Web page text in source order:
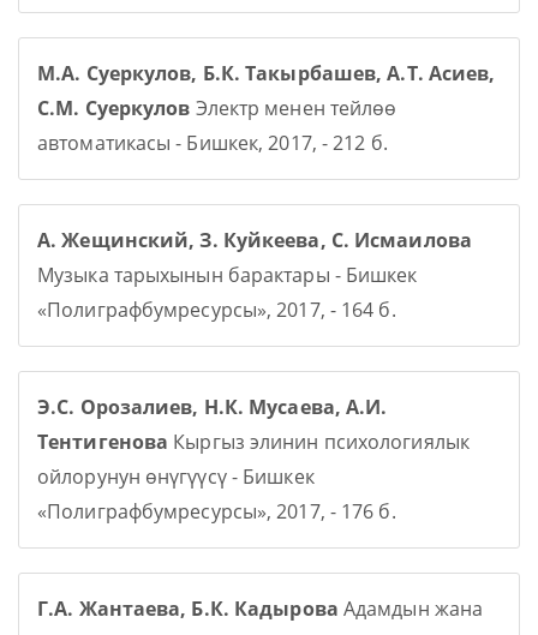
М.А. Суеркулов, Б.К. Такырбашев, А.Т. Асиев,
С.М. Суеркулов Электр менен тейлөө
автоматикасы - Бишкек, 2017, - 212 б.
А. Жещинский, З. Куйкеева, С. Исмаилова
Музыка тарыхынын барактары - Бишкек
«Полиграфбумресурсы», 2017, - 164 б.
Э.С. Орозалиев, Н.К. Мусаева, А.И.
Тентигенова Кыргыз элинин психологиялык
ойлорунун өнүгүүсү - Бишкек
«Полиграфбумресурсы», 2017, - 176 б.
Г.А. Жантаева, Б.К. Кадырова Адамдын жана